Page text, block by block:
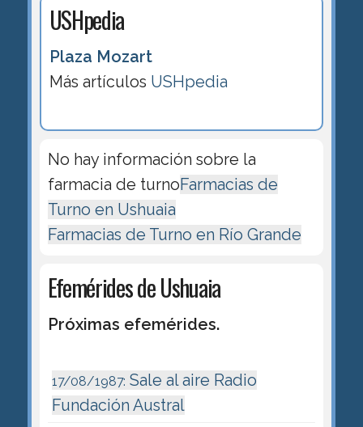
USHpedia
Plaza Mozart
Más artículos USHpedia
No hay información sobre la
farmacia de turnoFarmacias de
Turno en Ushuaia
Farmacias de Turno en Río Grande
Efemérides de Ushuaia
Próximas efemérides.
17/08/1987: Sale al aire Radio
Fundación Austral